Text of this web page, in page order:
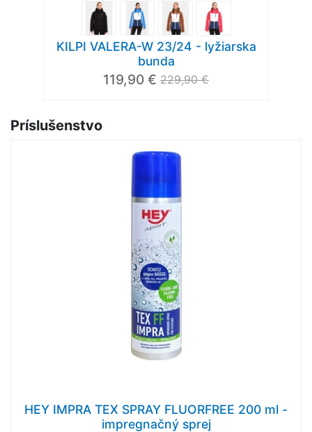
KILPI VALERA-W 23/24 - lyžiarska
bunda
119,90 € 229,90 €
Príslušenstvo
HEY IMPRA TEX SPRAY FLUORFREE 200 ml -
impregnačný sprej